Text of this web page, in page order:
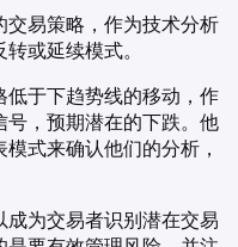
易策略，作为技术分析
或延续模式。
于下趋势线的移动，作
，预期潜在的下跌。他
式来确认他们的分析，
为交易者识别潜在交易